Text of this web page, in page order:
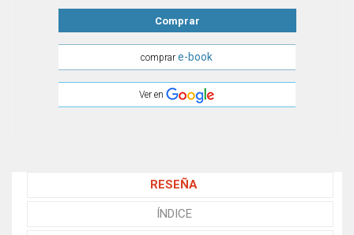
Comprar
comprare-book
Ver en
RESEÑA
ÍNDICE